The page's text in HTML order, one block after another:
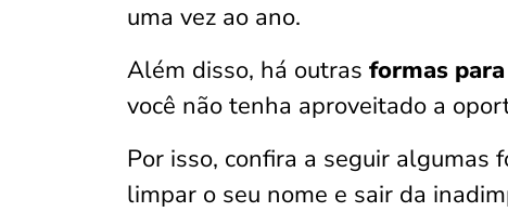
uma vez ao ano.
Além disso, há outras formas
você não tenha aproveitado a
Por isso, confira a seguir algumas
limpar o seu nome e sair da